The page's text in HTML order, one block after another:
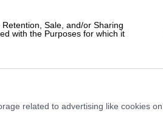
Sale, and/or Sharing
with the Purposes for which it
related to advertising like cookies on
Βοντ, στη νότια
αγώνα.
ισχυρίζεται ότι
της Nestle και
.